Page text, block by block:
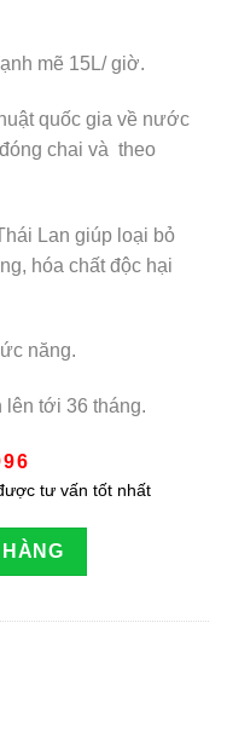
₫.
mẽ 15L/ giờ.
quốc gia về nước
chai và theo
Lan giúp loại bỏ
hóa chất độc hại
năng.
tới 36 tháng.
tư vấn tốt nhất
số lượng